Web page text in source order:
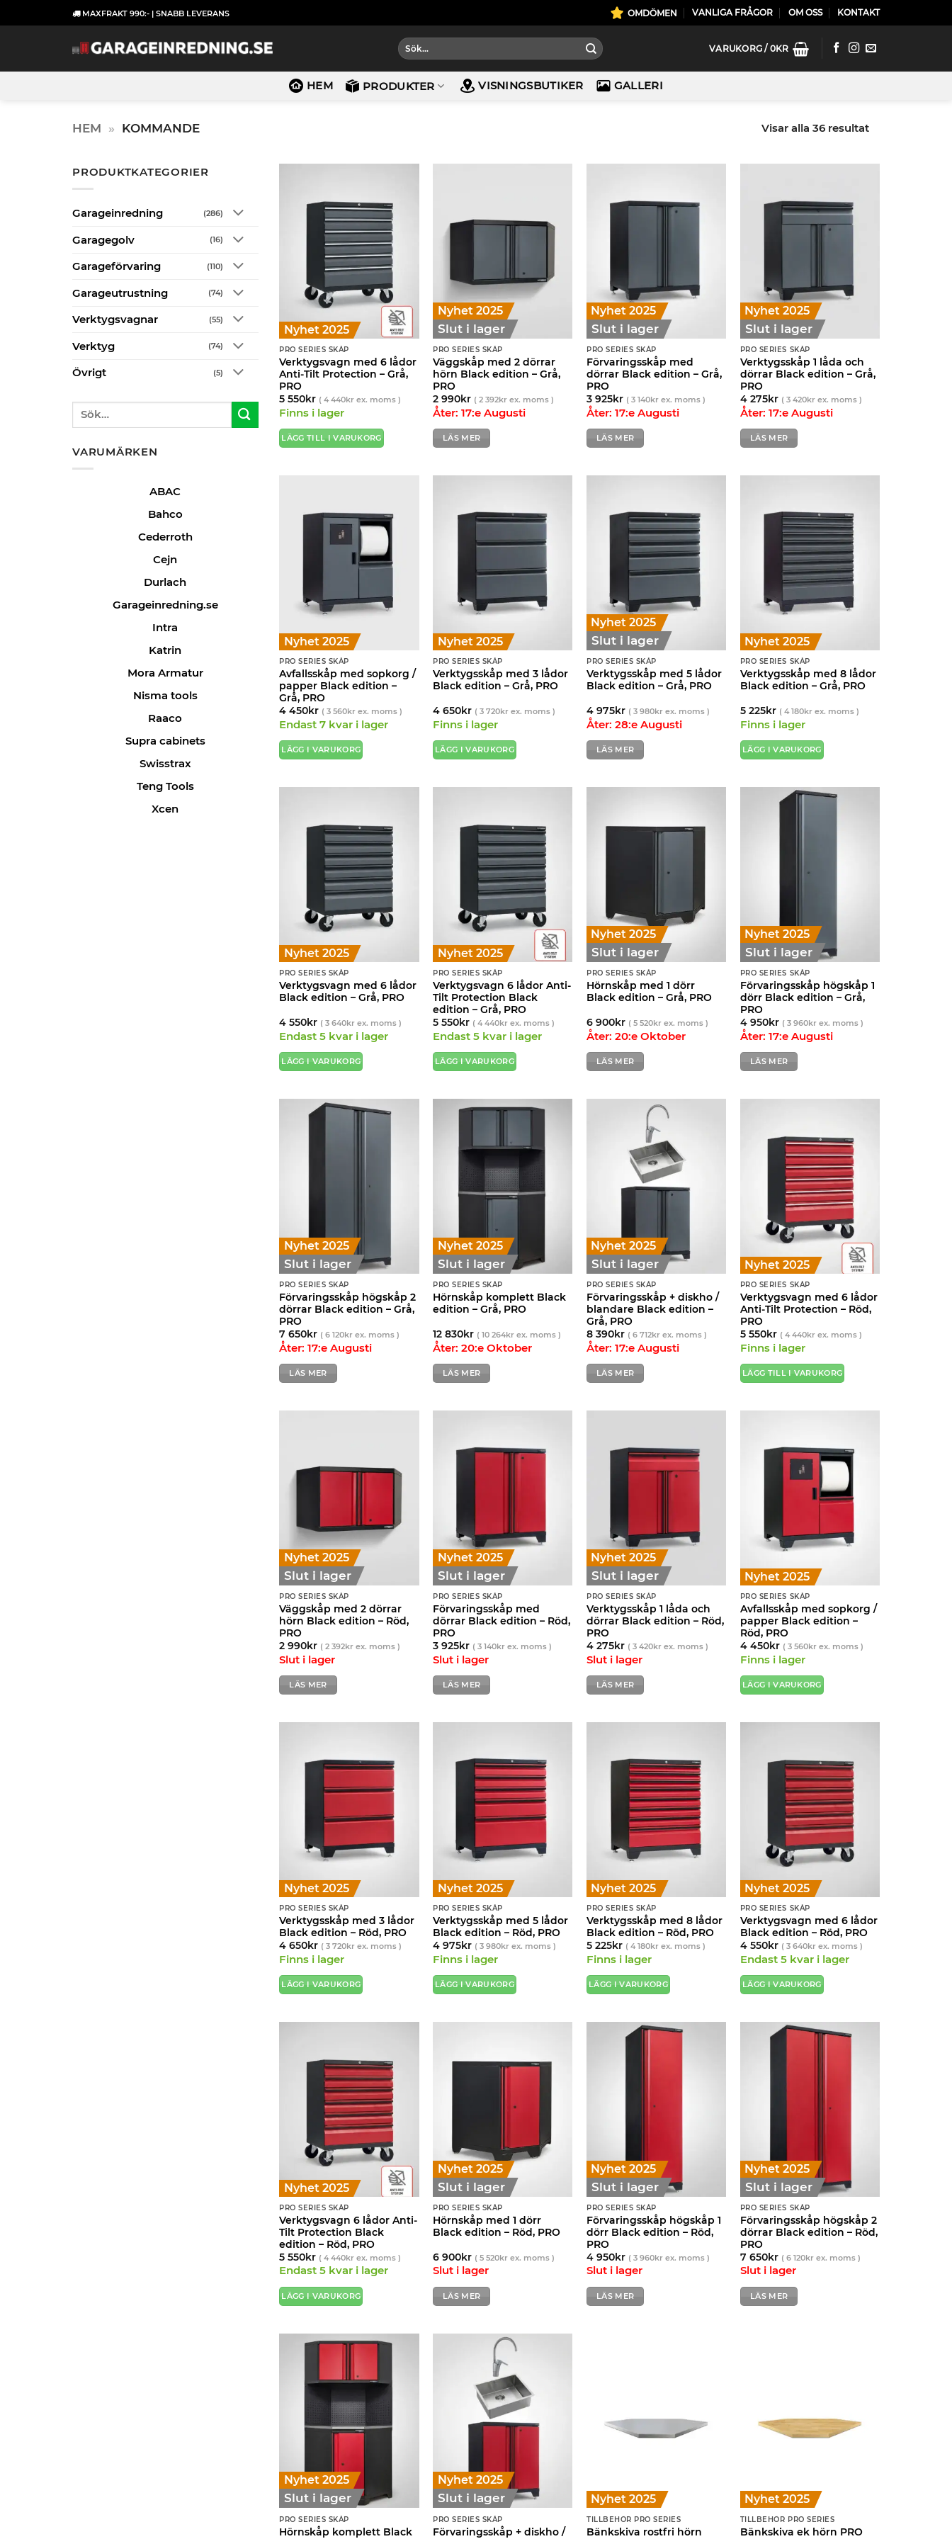
to
MAXFRAKT 990:- | SNABB LEVERANS OMDÖMEN VANLIGA FRÅGOR OM OSS KONTAKT
Sök
efter:
VARUKORG / 0KR
HEM PRODUKTER VISNINGSBUTIKER GALLERI
HEM » KOMMANDE Visar alla 36 resultat
PRODUKTKATEGORIER
Garageinredning (286)
Garagegolv (16)
Garageförvaring (110)
Garageutrustning (74)
Verktygsvagnar (55)
Verktyg (74)
Övrigt (5)
Sök
VARUMÄRKEN
ABAC
Bahco
Cederroth
Cejn
Durlach
Garageinredning.se
Intra
Katrin
Mora Armatur
Nisma tools
Raaco
Supra cabinets
Swisstrax
Teng Tools
Xcen
Nyhet 2025
PRO SERIES SKÅP
Verktygsvagn med 6 lådor
Anti-Tilt Protection – Grå,
PRO
5 550kr (4 440kr ex. moms )
Finns i lager
LÄGG TILL I VARUKORG
Nyhet 2025
Slut i lager
PRO SERIES SKÅP
Väggskåp med 2 dörrar
hörn Black edition – Grå,
PRO
2 990kr (2 392kr ex. moms )
Åter: 17:e Augusti
LÄS MER
Nyhet 2025
Slut i lager
PRO SERIES SKÅP
Förvaringsskåp med
dörrar Black edition – Grå,
PRO
3 925kr (3 140kr ex. moms )
Åter: 17:e Augusti
LÄS MER
Nyhet 2025
Slut i lager
PRO SERIES SKÅP
Verktygsskåp 1 låda och
dörrar Black edition – Grå,
PRO
4 275kr ( 3 420krex. moms )
Åter: 17:e Augusti
LÄS MER
Nyhet 2025
PRO SERIES SKÅP
Avfallsskåp med sopkorg /
papper Black edition –
Grå, PRO
4 450kr (3 560kr ex. moms )
Endast 7 kvar i lager
LÄGG I VARUKORG
Nyhet 2025
PRO SERIES SKÅP
Verktygsskåp med 3 lådor
Black edition – Grå, PRO
4 650kr (3 720kr ex. moms )
Finns i lager
LÄGG I VARUKORG
Nyhet 2025
Slut i lager
PRO SERIES SKÅP
Verktygsskåp med 5 lådor
Black edition – Grå, PRO
4 975kr (3 980kr ex. moms )
Åter: 28:e Augusti
LÄS MER
Nyhet 2025
PRO SERIES SKÅP
Verktygsskåp med 8 lådor
Black edition – Grå, PRO
5 225kr ( 4 180krex. moms )
Finns i lager
LÄGG I VARUKORG
Nyhet 2025
PRO SERIES SKÅP
Verktygsvagn med 6 lådor
Black edition – Grå, PRO
4 550kr (3 640kr ex. moms )
Endast 5 kvar i lager
LÄGG I VARUKORG
Nyhet 2025
PRO SERIES SKÅP
Verktygsvagn 6 lådor Anti-
Tilt Protection Black
edition – Grå, PRO
5 550kr (4 440kr ex. moms )
Endast 5 kvar i lager
LÄGG I VARUKORG
Nyhet 2025
Slut i lager
PRO SERIES SKÅP
Hörnskåp med 1 dörr
Black edition – Grå, PRO
6 900kr (5 520kr ex. moms )
Åter: 20:e Oktober
LÄS MER
Nyhet 2025
Slut i lager
PRO SERIES SKÅP
Förvaringsskåp högskåp 1
dörr Black edition – Grå,
PRO
4 950kr ( 3 960krex. moms )
Åter: 17:e Augusti
LÄS MER
Nyhet 2025
Slut i lager
PRO SERIES SKÅP
Förvaringsskåp högskåp 2
dörrar Black edition – Grå,
PRO
7 650kr (6 120kr ex. moms )
Åter: 17:e Augusti
LÄS MER
Nyhet 2025
Slut i lager
PRO SERIES SKÅP
Hörnskåp komplett Black
edition – Grå, PRO
12 830kr (10 264kr ex. moms )
Åter: 20:e Oktober
LÄS MER
Nyhet 2025
Slut i lager
PRO SERIES SKÅP
Förvaringsskåp + diskho /
blandare Black edition –
Grå, PRO
8 390kr (6 712kr ex. moms )
Åter: 17:e Augusti
LÄS MER
Nyhet 2025
PRO SERIES SKÅP
Verktygsvagn med 6 lådor
Anti-Tilt Protection – Röd,
PRO
5 550kr ( 4 440krex. moms )
Finns i lager
LÄGG TILL I VARUKORG
Nyhet 2025
Slut i lager
PRO SERIES SKÅP
Väggskåp med 2 dörrar
hörn Black edition – Röd,
PRO
2 990kr (2 392kr ex. moms )
Slut i lager
LÄS MER
Nyhet 2025
Slut i lager
PRO SERIES SKÅP
Förvaringsskåp med
dörrar Black edition – Röd,
PRO
3 925kr (3 140kr ex. moms )
Slut i lager
LÄS MER
Nyhet 2025
Slut i lager
PRO SERIES SKÅP
Verktygsskåp 1 låda och
dörrar Black edition – Röd,
PRO
4 275kr (3 420kr ex. moms )
Slut i lager
LÄS MER
Nyhet 2025
PRO SERIES SKÅP
Avfallsskåp med sopkorg /
papper Black edition –
Röd, PRO
4 450kr ( 3 560krex. moms )
Finns i lager
LÄGG I VARUKORG
Nyhet 2025
PRO SERIES SKÅP
Verktygsskåp med 3 lådor
Black edition – Röd, PRO
4 650kr (3 720kr ex. moms )
Finns i lager
LÄGG I VARUKORG
Nyhet 2025
PRO SERIES SKÅP
Verktygsskåp med 5 lådor
Black edition – Röd, PRO
4 975kr (3 980kr ex. moms )
Finns i lager
LÄGG I VARUKORG
Nyhet 2025
PRO SERIES SKÅP
Verktygsskåp med 8 lådor
Black edition – Röd, PRO
5 225kr (4 180kr ex. moms )
Finns i lager
LÄGG I VARUKORG
Nyhet 2025
PRO SERIES SKÅP
Verktygsvagn med 6 lådor
Black edition – Röd, PRO
4 550kr ( 3 640krex. moms )
Endast 5 kvar i lager
LÄGG I VARUKORG
Nyhet 2025
PRO SERIES SKÅP
Verktygsvagn 6 lådor Anti-
Tilt Protection Black
edition – Röd, PRO
5 550kr (4 440kr ex. moms )
Endast 5 kvar i lager
LÄGG I VARUKORG
Nyhet 2025
Slut i lager
PRO SERIES SKÅP
Hörnskåp med 1 dörr
Black edition – Röd, PRO
6 900kr (5 520kr ex. moms )
Slut i lager
LÄS MER
Nyhet 2025
Slut i lager
PRO SERIES SKÅP
Förvaringsskåp högskåp 1
dörr Black edition – Röd,
PRO
4 950kr (3 960kr ex. moms )
Slut i lager
LÄS MER
Nyhet 2025
Slut i lager
PRO SERIES SKÅP
Förvaringsskåp högskåp 2
dörrar Black edition – Röd,
PRO
7 650kr ( 6 120krex. moms )
Slut i lager
LÄS MER
Nyhet 2025
Slut i lager
PRO SERIES SKÅP
Hörnskåp komplett Black
Nyhet 2025
Slut i lager
PRO SERIES SKÅP
Förvaringsskåp + diskho /
Nyhet 2025
TILLBEHÖR PRO SERIES
Bänkskiva rostfri hörn
Nyhet 2025
TILLBEHÖR PRO SERIES
Bänkskiva ek hörn PRO